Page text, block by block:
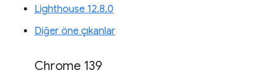
Lighthouse 12.8.0
Diğer öne çıkanlar
Chrome 139